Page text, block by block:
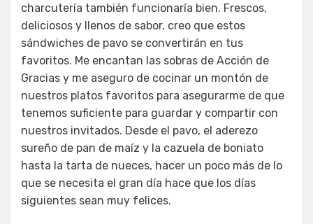
charcutería también funcionaría bien. Frescos,
deliciosos y llenos de sabor, creo que estos
sándwiches de pavo se convertirán en tus
favoritos. Me encantan las sobras de Acción de
Gracias y me aseguro de cocinar un montón de
nuestros platos favoritos para asegurarme de que
tenemos suficiente para guardar y compartir con
nuestros invitados. Desde el pavo, el aderezo
sureño de pan de maíz y la cazuela de boniato
hasta la tarta de nueces, hacer un poco más de lo
que se necesita el gran día hace que los días
siguientes sean muy felices.